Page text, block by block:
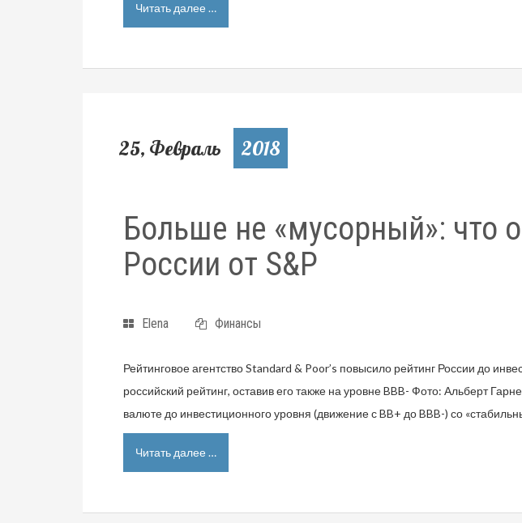
Читать далее …
25, Февраль 2018
Больше не «мусорный»: что
России от S&P
Elena Финансы
Рейтинговое агентство Standard & Poor’s повысило рейтинг России до
российский рейтинг, оставив его также на уровне BBB- Фото: Альберт
валюте до инвестиционного уровня (движение с BB+ до BBB-) со
Читать далее …